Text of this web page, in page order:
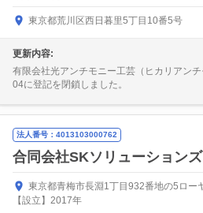
東京都荒川区西日暮里5丁目10番5号
更新内容:
有限会社光アンチモニー工芸（ヒカリアン
04に登記を閉鎖しました。
法人番号：4013103000762
合同会社SKソリューションズ
東京都青梅市長淵1丁目932番地の5ロー
【設立】2017年